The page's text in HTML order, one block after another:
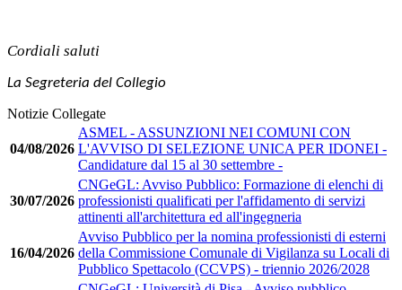
Cordiali saluti
La Segreteria del Collegio
Notizie Collegate
04/08/2026
ASMEL - ASSUNZIONI NEI COMUNI CON
L'AVVISO DI SELEZIONE UNICA PER IDONEI -
Candidature dal 15 al 30 settembre -
30/07/2026
CNGeGL: Avviso Pubblico: Formazione di elenchi di
professionisti qualificati per l'affidamento di servizi
attinenti all'architettura ed all'ingegneria
16/04/2026
Avviso Pubblico per la nomina professionisti di esterni
della Commissione Comunale di Vigilanza su Locali di
Pubblico Spettacolo (CCVPS) - triennio 2026/2028